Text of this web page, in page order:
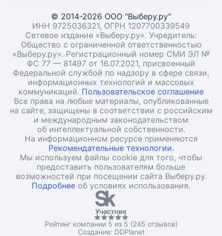
© 2014-2026 ООО "Выберу.ру"
ИНН 9725036321, ОГРН 1207700339549
Сетевое издание «Выберу.ру». Учредитель:
Общество с ограниченной ответственностью
«Выберу.ру». Регистрационный номер СМИ ЭЛ №
ФС 77 — 81497 от 16.07.2021, присвоенный
Федеральной службой по надзору в сфере связи,
информационных технологий и массовых
коммуникаций. Пользовательское соглашение
Все права на любые материалы, опубликованные
на сайте, защищены в соответствии с российским
и международным законодательством
об интеллектуальной собственности.
На информационном ресурсе применяются
Рекомендательные технологии.
Мы используем файлы cookie для того, чтобы
предоставить пользователям больше
возможностей при посещении сайта Выберу.ру.
Подробнее об условиях использования.
Рейтинг компании 5 из 5 (245 отзывов)
Создание: DDPlanet